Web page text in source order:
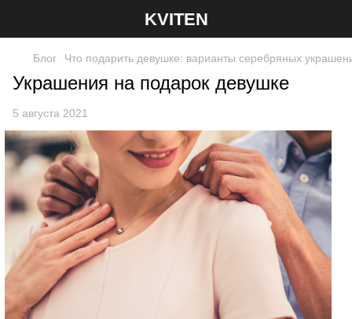
KVITEN
Блог Что подарить девушке: варианты серебряных
Украшения на подарок девушке
5 августа 2021